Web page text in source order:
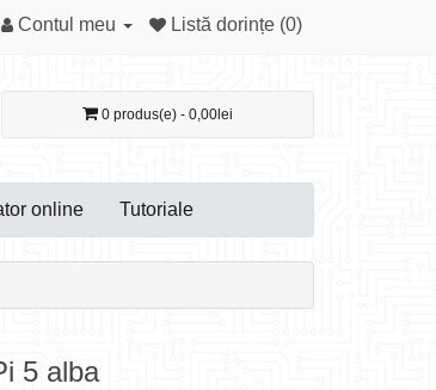
Contul meu Listă dorințe (0)
0 produs(e) - 0,00lei
online Tutoriale
5 alba